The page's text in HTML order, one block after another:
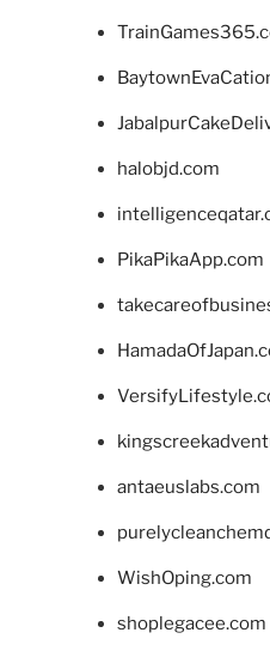
halobjd.com
PikaPikaApp.com
antaeuslabs.com
WishOping.com
shoplegacee.com